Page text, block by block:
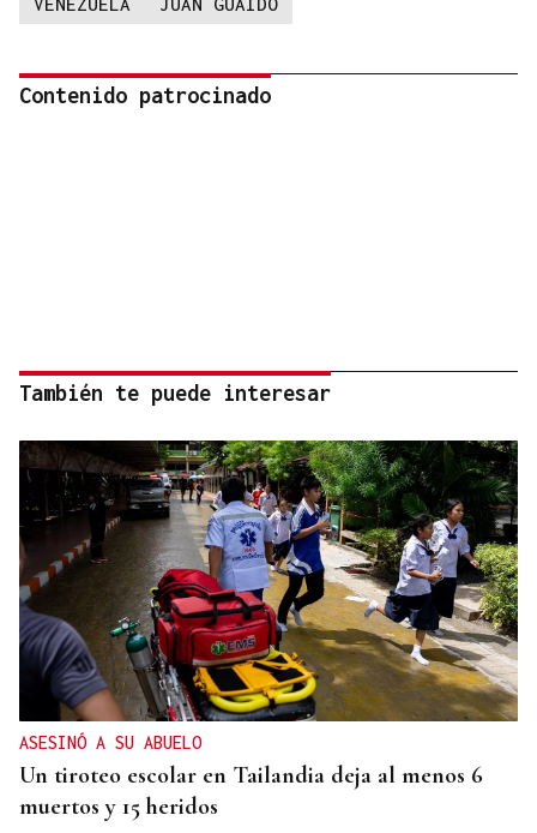
Contenido patrocinado
También te puede interesar
ASESINÓ A SU ABUELO
Un tiroteo escolar en Tailandia deja al menos 6
muertos y 15 heridos